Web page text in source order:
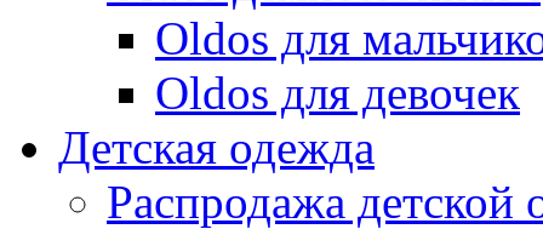
Oldos для
Oldos для девочек
Детская одежда
Распродажа детской